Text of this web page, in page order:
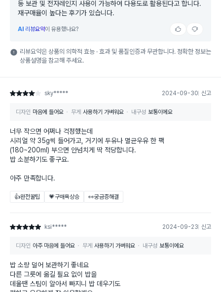
동 보관 및 전자레인지 사용이 가능하여 다용도로 활용된다고 합니다.
재구매율이 높다는 후기가 있습니다.
AI 리뷰요약이 유용했나요?
리뷰요약은 상품의 의학적 효능 · 효과 및 품질인증과 무관합니다. 정확한 정보는
상품설명을 참고해 주세요.
별점 4점 sky***** 2024-09-30 신고
디자인 마음에 들어요 무게 사용하기 가벼워요 내구성 보통이에요
너무 작으면 어쩌나 걱정했는데
시리얼 약 35g씩 들어가고, 거기에 두유나 멸균우유 한 팩
(180~200ml) 부으면 안넘치게 딱 적당합니다.
밥 소분하기도 좋구요.
아주 만족합니다.
👍완전꿀팁 💗구매욕상승 👀궁금증해결
별점 5점 ksi***** 2024-09-23 신고
디자인 아주 마음에 들어요 무게 사용하기 가벼워요 내구성 보통이에요
밥 소량 덜어 보관하기 좋네요
다른 그릇에 옮길 필요 없이 밥을
데울땐 스팀이 알아서 빠지니 밥 데우기도